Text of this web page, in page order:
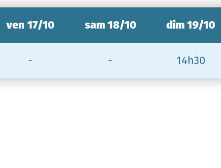
ven 17/10
-
sam 18/10
-
dim 19/10
14h30